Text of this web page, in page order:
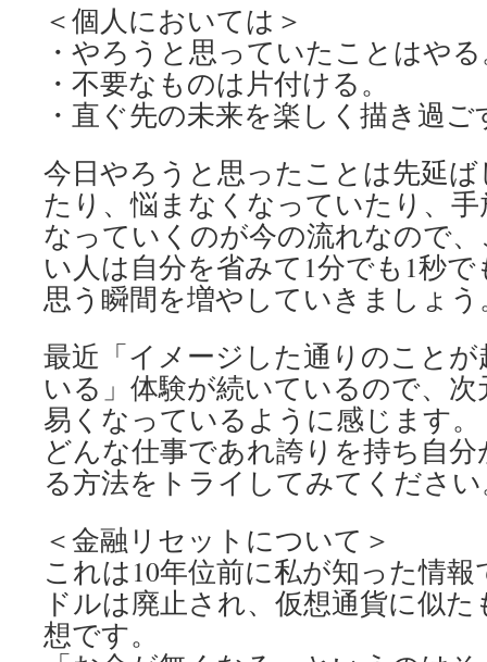
＜個人においては＞
・やろうと思っていたことはや
・不要なものは片付ける。
・直ぐ先の未来を楽しく描き過ご
今日やろうと思ったことは先延
たり、悩まなくなっていたり、
なっていくのが今の流れなので
い人は自分を省みて1分でも1秒
思う瞬間を増やしていきましょう
最近「イメージした通りのこと
いる」体験が続いているので、
易くなっているように感じます。
どんな仕事であれ誇りを持ち自
る方法をトライしてみてくださ
＜金融リセットについて＞
これは10年位前に私が知った情
ドルは廃止され、仮想通貨に似
想です。